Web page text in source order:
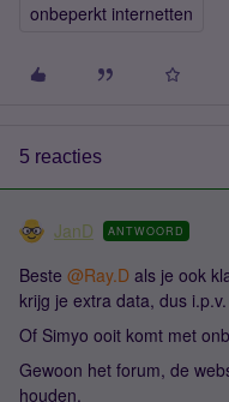
onbeperkt internetten
5 reacties
JanD ANTWOORD
Beste ​ @Ray.D als je ook
krijg je extra data, dus
Of Simyo ooit komt met
Gewoon het forum, de
houden.